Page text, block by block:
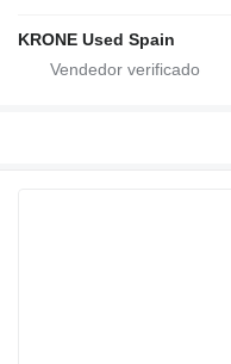
KRONE Used Spain